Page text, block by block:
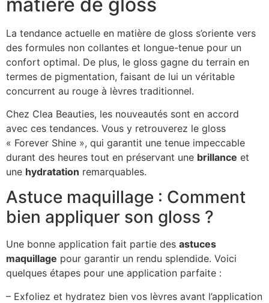
La tendance actuelle en matière de gloss s’oriente vers
des formules non collantes et longue-tenue pour un
confort optimal. De plus, le gloss gagne du terrain en
termes de pigmentation, faisant de lui un véritable
concurrent au rouge à lèvres traditionnel.
Chez Clea Beauties, les nouveautés sont en accord
avec ces tendances. Vous y retrouverez le gloss
« Forever Shine », qui garantit une tenue impeccable
durant des heures tout en préservant une brillance et
une hydratation remarquables.
Astuce maquillage : Comment
bien appliquer son gloss ?
Une bonne application fait partie des astuces
maquillage pour garantir un rendu splendide. Voici
quelques étapes pour une application parfaite :
– Exfoliez et hydratez bien vos lèvres avant l’application